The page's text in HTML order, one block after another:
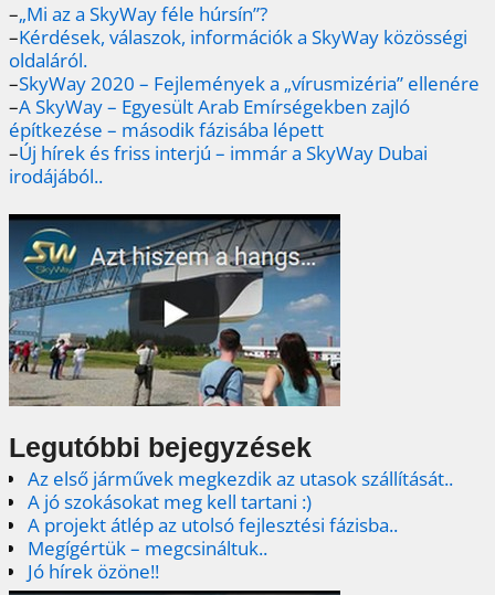
–„Mi az a SkyWay féle húrsín”?
–Kérdések, válaszok, információk a SkyWay közösségi
oldaláról.
–SkyWay 2020 – Fejlemények a „vírusmizéria” ellenére
–A SkyWay – Egyesült Arab Emírségekben zajló
építkezése – második fázisába lépett
–Új hírek és friss interjú – immár a SkyWay Dubai
irodájából..
Legutóbbi bejegyzések
Az első járművek megkezdik az utasok szállítását..
A jó szokásokat meg kell tartani :)
A projekt átlép az utolsó fejlesztési fázisba..
Megígértük – megcsináltuk..
Jó hírek özöne!!